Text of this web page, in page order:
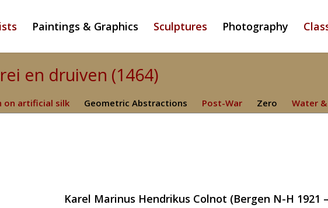
Paintings & Graphics Sculptures Photography
en druiven (1464)
on artificial silk Geometric Abstractions Post-War Zero Water
Karel Marinus Hendrikus Colnot (Bergen N-H 1921